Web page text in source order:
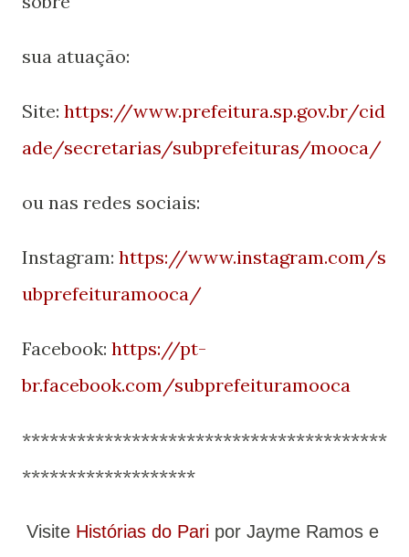
sua atuação:
Site: https://www.prefeitura.sp.gov.br/cid
ade/secretarias/subprefeituras/mooca/
ou nas redes sociais:
Instagram: https://www.instagram.com/s
ubprefeituramooca/
Facebook: https://pt-
br.facebook.com/subprefeituramooca
****************************************
*******************
Visite Histórias do Pari por Jayme Ramos e